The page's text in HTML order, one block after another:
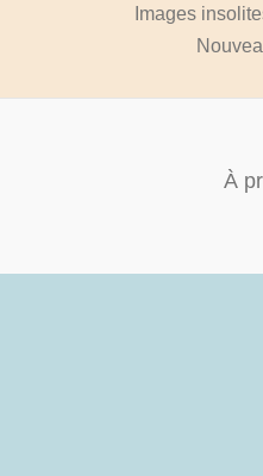
Images
À